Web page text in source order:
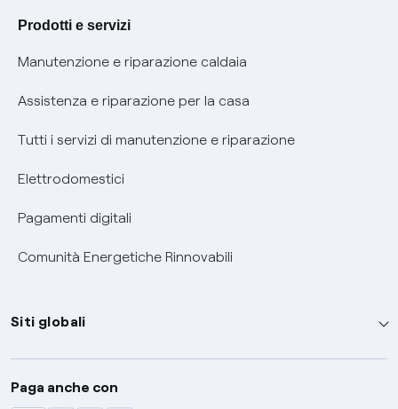
Agevolazione utenti con disabilità per offerte Fibra
Informativa RAEE
Prodotti e servizi
Manutenzione e riparazione caldaia
Assistenza e riparazione per la casa
Tutti i servizi di manutenzione e riparazione
Elettrodomestici
Pagamenti digitali
Comunità Energetiche Rinnovabili
Siti globali
Enel Group
Paga anche con